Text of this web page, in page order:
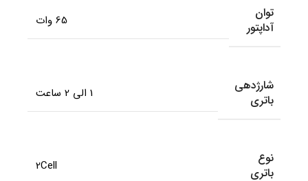
توان
آداپتور
65 وات
شارژدهی
باتری
1 الی 2 ساعت
نوع
باتری
2Cell